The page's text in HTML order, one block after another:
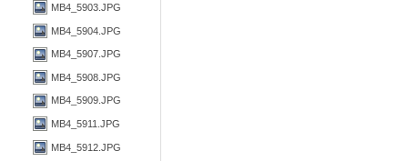
MB4_5903.JPG
MB4_5904.JPG
MB4_5907.JPG
MB4_5908.JPG
MB4_5909.JPG
MB4_5911.JPG
MB4_5912.JPG